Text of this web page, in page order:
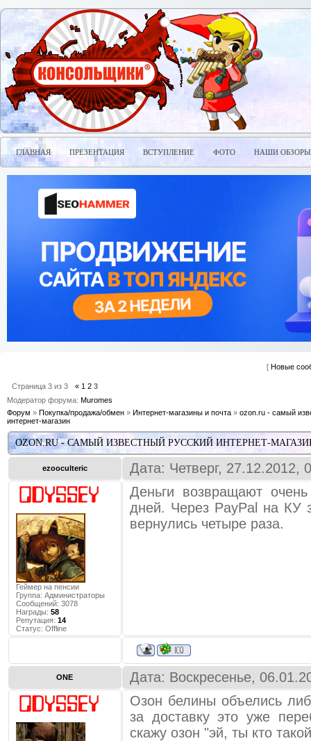
ГЛАВНАЯ ПРЕЗЕНТАЦИЯ ВСТУПЛЕНИЕ ФОТО НАШИ ОБЗОРЫ
[ Новые
Страница 3 из 3 « 1 2 3
Модератор форума: Muromes
Форум » Покупка/продажа/обмен » Интернет-магазины и почта » ozon.ru - самый
интернет-магазин
OZON.RU - САМЫЙ ИЗВЕСТНЫЙ РУССКИЙ ИНТЕРНЕТ-
ezooculteric Дата: Четверг,
Геймер на пенсии
Группа: Администраторы
Сообщений: 3078
Награды: 58
Репутация: 14
Статус: Offline
Деньги возвращают
дней. Через PayPal на КУ
вернулись четыре раза.
ONE Дата: Воскресенье,
Озон белины объелись
за доставку это уже
скажу озон "эй, ты кто